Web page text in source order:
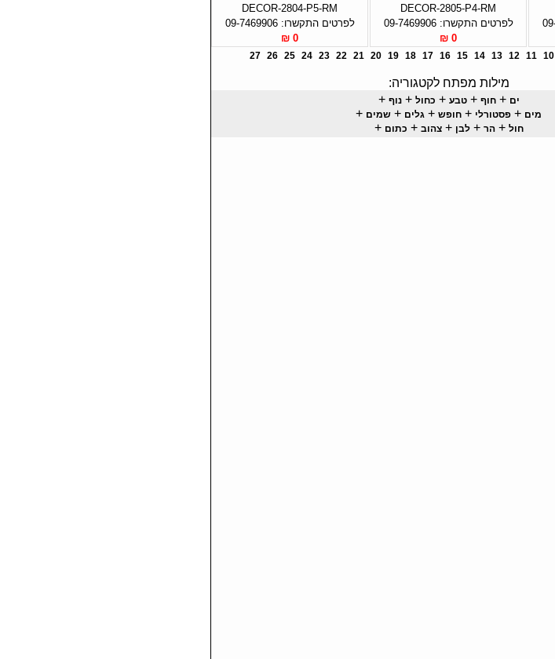
DECOR-2805-P4-RM
לפרטים התקשרו: 09-7469906
0 ₪
DECOR-2804-P5-RM
לפרטים התקשרו: 09-7469906
0 ₪
10
11
12
13
14
15
16
17
18
19
20
21
22
23
24
25
26
27
מילות מפתח לקטגוריה:
ים +חוף +טבע + כחול +נוף +
מים + פסטורלי + חופש + גלים + שמים +
חול +הר +לבן +צהוב + כתום +